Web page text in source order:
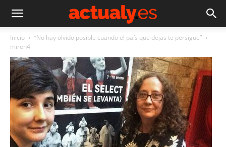
Inicio
“No hay olvido posible cuando el país que dejas te persigue”
miren4